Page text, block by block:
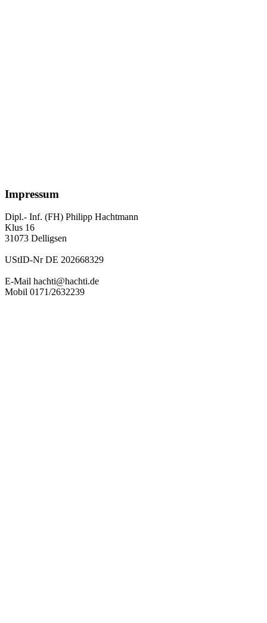
Impressum
Dipl.- Inf. (FH) Philipp Hachtmann
Klus 16
31073 Delligsen
UStID-Nr DE 202668329
E-Mail hachti@hachti.de
Mobil 0171/2632239